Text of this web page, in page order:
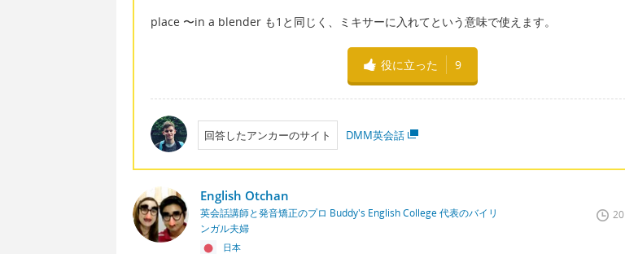
place 〜in a blender も1と同じく、ミキサーに入れてという意味で使えます。
役に立った 9
回答したアンカーのサイト DMM英会話
English Otchan
英会話講師と発音矯正のプロ Buddy's English College 代表のバイリ
ンガル夫婦
日本